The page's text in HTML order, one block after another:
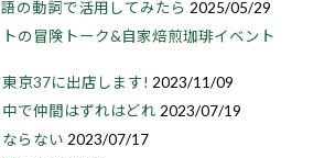
の動詞で活用してみたら 2025/05/29
の冒険トーク&自家焙煎珈琲イベント
東京37に出店します! 2023/11/09
中で仲間はずれはどれ 2023/07/19
らない 2023/07/17